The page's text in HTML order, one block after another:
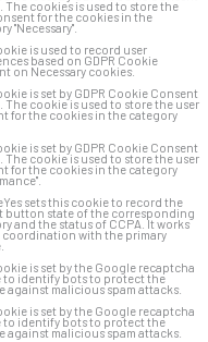
The cookies is used to store the
for the cookies in the
"Necessary".
is used to record user
based on GDPR Cookie
on Necessary cookies.
is set by GDPR Cookie Consent
The cookie is used to store the user
for the cookies in the category
is set by GDPR Cookie Consent
The cookie is used to store the user
for the cookies in the category
sets this cookie to record the
button state of the corresponding
and the status of CCPA. It works
coordination with the primary
is set by the Google recaptcha
to identify bots to protect the
against malicious spam attacks.
is set by the Google recaptcha
to identify bots to protect the
against malicious spam attacks.